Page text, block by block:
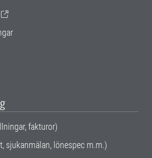
fakturor)
sjukanmälan, lönespec m.m.)